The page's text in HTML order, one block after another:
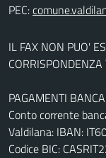
PEC:
IL FAX NON PUO'
PAGAMENTI
Conto corrente
Valdilana: IBAN:
Codice BIC: